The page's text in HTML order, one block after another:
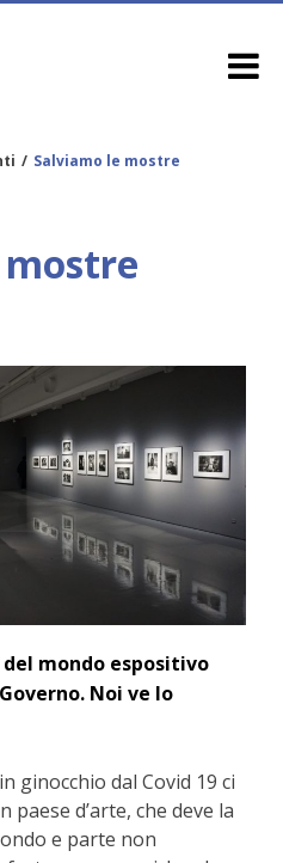
/ Salviamo le mostre
mondo espositivo
Noi ve lo
ginocchio dal Covid 19 ci
paese d’arte, che deve la
e parte non